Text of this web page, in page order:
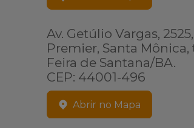
Av. Getúlio Vargas,
Premier, Santa Mônica,
Feira de Santana/BA.
CEP: 44001-496
Abrir no Mapa